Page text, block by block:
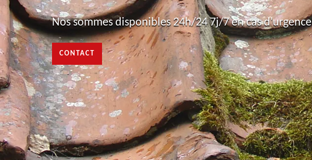
Nos sommes disponibles 24h/24 7j/7 en cas d'urgence
CONTACT